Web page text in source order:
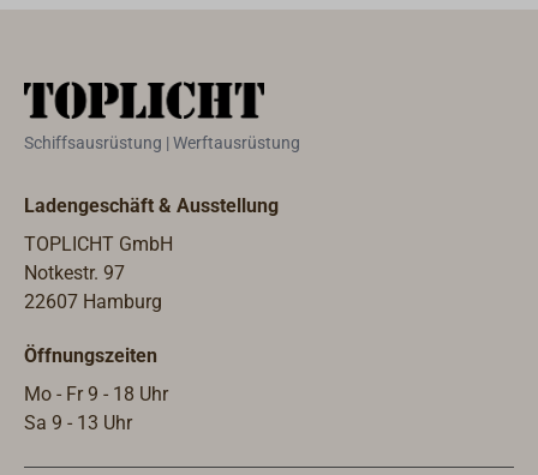
58 V DC, Maximale Strombelastung:
Nm, Gewindebolzen M8.
Schiffsausrüstung | Werftausrüstung
Ladengeschäft & Ausstellung
TOPLICHT GmbH
Notkestr. 97
22607 Hamburg
Öffnungszeiten
Mo - Fr 9 - 18 Uhr
Sa 9 - 13 Uhr